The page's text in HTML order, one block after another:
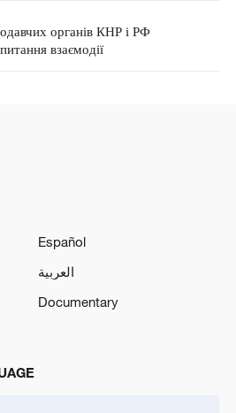
органів КНР і РФ
взаємодії
Español
العربية
Documentary